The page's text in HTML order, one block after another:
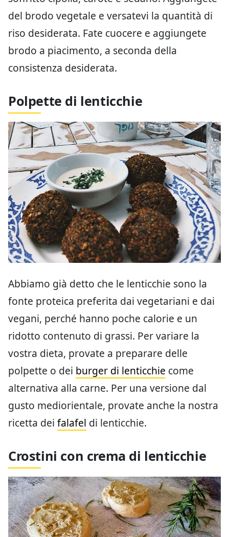
del brodo vegetale e versatevi la quantità di
riso desiderata. Fate cuocere e aggiungete
brodo a piacimento, a seconda della
consistenza desiderata.
Polpette di lenticchie
Abbiamo già detto che le lenticchie sono la
fonte proteica preferita dai vegetariani e dai
vegani, perché hanno poche calorie e un
ridotto contenuto di grassi. Per variare la
vostra dieta, provate a preparare delle
polpette o dei burger di lenticchie come
alternativa alla carne. Per una versione dal
gusto mediorientale, provate anche la nostra
ricetta dei falafel di lenticchie.
Crostini con crema di lenticchie